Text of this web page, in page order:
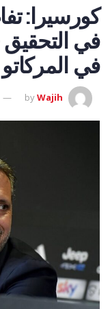
كورسيرا:
في التحقيق
في المركاتو
byWajih